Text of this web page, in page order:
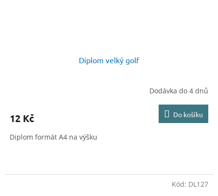
Diplom velký golf
Dodávka do 4 dnů
12 Kč Do košíku
Diplom formát A4 na výšku
Kód: DL127